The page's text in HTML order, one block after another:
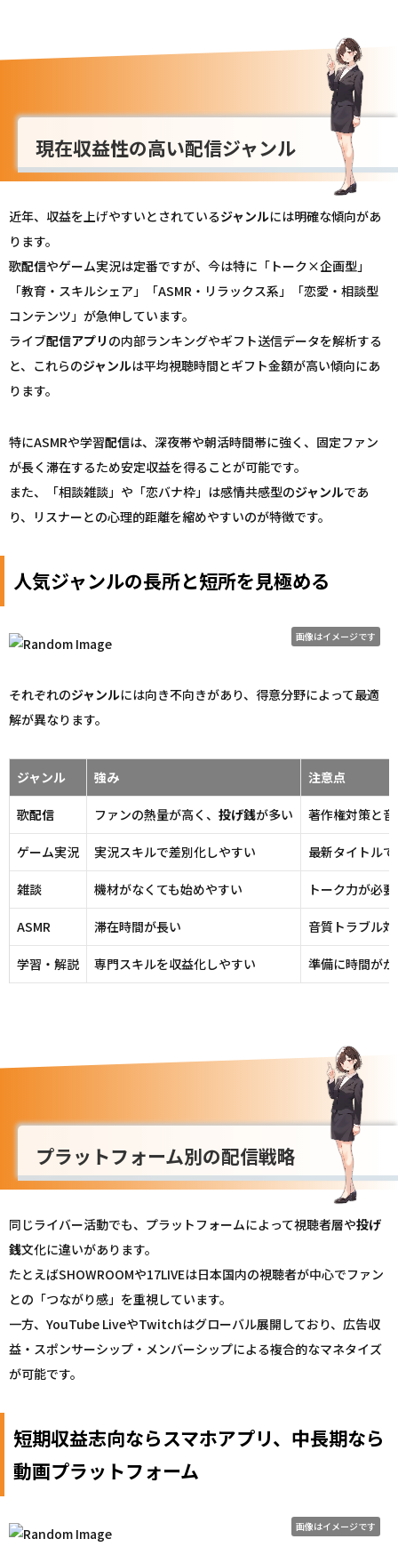
現在収益性の高い配信ジャンル
近年、収益を上げやすいとされているジャンルには明確な傾向があ
ります。
歌配信やゲーム実況は定番ですが、今は特に「トーク×企画型」
「教育・スキルシェア」「ASMR・リラックス系」「恋愛・相談型
コンテンツ」が急伸しています。
ライブ配信アプリ の内部ランキングやギフト送信データを解析する
と、これらのジャンルは平均視聴時間とギフト金額が高い傾向にあ
ります。
特にASMRや学習配信は、深夜帯や朝活時間帯に強く、固定ファン
が長く滞在するため安定収益を得ることが可能です。
また、「相談雑談」や「恋バナ枠」は感情共感型のジャンルであ
り、リスナーとの心理的距離を縮めやすいのが特徴です。
人気ジャンルの長所と短所を見極める
画像はイメージです
それぞれのジャンルには向き不向きがあり、得意分野によって最適
解が異なります。
ジャンル 強み 注意点
歌配信 ファンの熱量が高く、 投げ銭が多い 著作権対策と
ゲーム実況 実況スキルで差別化しやすい 最新タイトル
雑談 機材がなくても始めやすい トーク力が必要
ASMR 滞在時間が長い 音質トラブル
学習・解説 専門スキルを収益化しやすい 準備に時間が
プラットフォーム別の配信戦略
同じライバー活動でも、プラットフォームによって視聴者層や投げ
銭文化に違いがあります。
たとえばSHOWROOMや17LIVEは日本国内の視聴者が中心でファン
との「つながり感」を重視しています。
一方、YouTube LiveやTwitchはグローバル展開しており、広告収
益・スポンサーシップ・メンバーシップによる複合的なマネタイズ
が可能です。
短期収益志向ならスマホアプリ、中長期なら
動画プラットフォーム
画像はイメージです